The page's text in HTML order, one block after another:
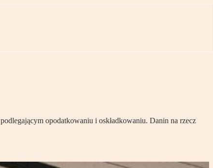
opodatkowaniu i oskładkowaniu. Danin na rzecz